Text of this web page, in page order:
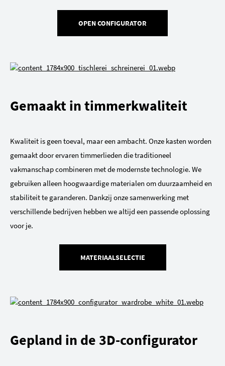
OPEN CONFIGURATOR
Gemaakt in timmerkwaliteit
Kwaliteit is geen toeval, maar een ambacht. Onze kasten worden
gemaakt door ervaren timmerlieden die traditioneel
vakmanschap combineren met de modernste technologie. We
gebruiken alleen hoogwaardige materialen om duurzaamheid en
stabiliteit te garanderen. Dankzij onze samenwerking met
verschillende bedrijven hebben we altijd een passende oplossing
voor je.
MATERIAALSELECTIE
Gepland in de 3D-configurator